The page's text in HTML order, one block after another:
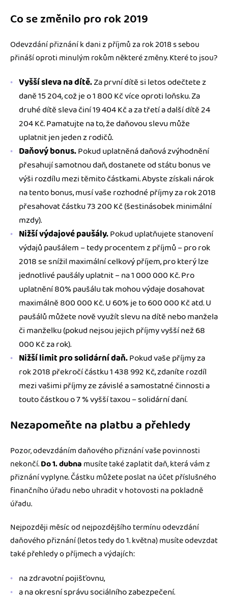
Co se změnilo pro rok 2019
Odevzdání přiznání k dani z příjmů za rok 2018 s sebou
přináší oproti minulým rokům některé změny. Které to jsou?
Vyšší sleva na dítě.Za první dítě si letos odečtete z
daně 15 204, což je o 1 800 Kč více oproti loňsku. Za
druhé dítě sleva činí 19 404 Kč a za třetí a další dítě 24
204 Kč. Pamatujte na to, že daňovou slevu může
uplatnit jen jeden z rodičů.
Daňový bonus.Pokud uplatněná daňová zvýhodnění
přesahují samotnou daň, dostanete od státu bonus ve
výši rozdílu mezi těmito částkami. Abyste získali nárok
na tento bonus, musí vaše rozhodné příjmy za rok 2018
přesahovat částku 73 200 Kč (šestinásobek minimální
mzdy).
Nižší výdajové paušály.Pokud uplatňujete stanovení
výdajů paušálem – tedy procentem z příjmů – pro rok
2018 se snížil maximální celkový příjem, pro který lze
jednotlivé paušály uplatnit – na 1 000 000 Kč. Pro
uplatnění 80% paušálu tak mohou výdaje dosahovat
maximálně 800 000 Kč. U 60% je to 600 000 Kč atd. U
paušálů můžete nově využít slevu na dítě nebo manžela
či manželku (pokud nejsou jejich příjmy vyšší než 68
000 Kč za rok).
Nižší limit pro solidární daň.Pokud vaše příjmy za
rok 2018 překročí částku 1 438 992 Kč, zdaníte rozdíl
mezi vašimi příjmy ze závislé a samostatné činnosti a
touto částkou o 7 % vyšší taxou – solidární daní.
Nezapomeňte na platbu a přehledy
Pozor, odevzdáním daňového přiznání vaše povinnosti
nekončí.Do 1. dubna musíte také zaplatit daň, která vám z
přiznání vyplyne. Částku můžete poslat na účet příslušného
finančního úřadu nebo uhradit v hotovosti na pokladně
úřadu.
Nejpozději měsíc od nejpozdějšího termínu odevzdání
daňového přiznání (letos tedy do 1. května) musíte odevzdat
také přehledy o příjmech a výdajích:
na zdravotní pojišťovnu,
a na okresní správu sociálního zabezpečení.